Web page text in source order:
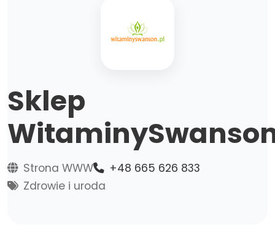
Sklep
Strona WWW
+48 665 626 833
Zdrowie i uroda